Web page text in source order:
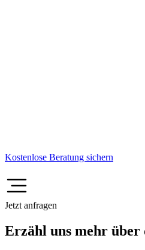
Kostenlose Beratung sichern
Jetzt anfragen
Erzähl uns mehr